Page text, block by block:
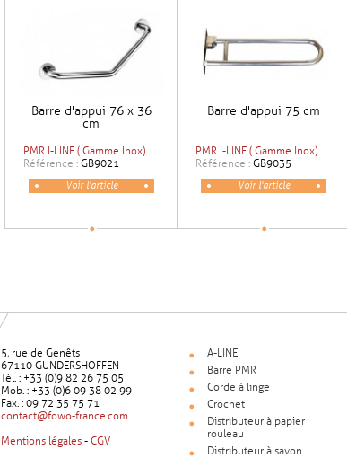
Barre d'appui 76 x 36
cm
PMR I-LINE ( Gamme Inox)
Référence : GB9021
Voir l'article
Barre d'appui 75 cm
PMR I-LINE ( Gamme Inox)
Référence : GB9035
Voir l'article
5, rue de Genêts
67110 GUNDERSHOFFEN
Tél. : +33 (0)9 82 26 75 05
Mob. : +33 (0)6 09 38 02 99
Fax. : 09 72 35 75 71
contact@fowo-france.com
Mentions légales - CGV
A-LINE
Barre PMR
Corde à linge
Crochet
Distributeur à papier
rouleau
Distributeur à savon